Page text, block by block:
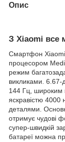
Опис
З Xiaomi все
Смартфон
процесором
режим
викликами.
144 Гц, широким
яскравістю 4000
деталями.
отримує чудові
супер-швидкій
батареї можна